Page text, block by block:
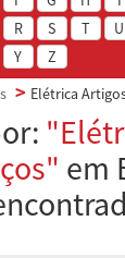
R S T U
Y
Z
Elétrica
em